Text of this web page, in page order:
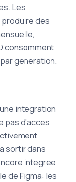
Les
des
consomment
generation.
integration
pas d'acces
sortir dans
integree
de Figma: les